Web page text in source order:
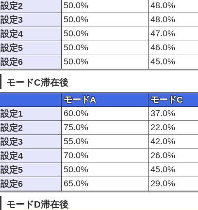
設定2
50.0% 48.0%
設定3
50.0% 48.0%
設定4
50.0% 47.0%
設定5
50.0% 46.0%
設定6
50.0% 45.0%
モードC滞在後
モードA モードC
設定1
60.0% 37.0%
設定2
75.0% 22.0%
設定3
55.0% 42.0%
設定4
70.0% 26.0%
設定5
50.0% 45.0%
設定6
65.0% 29.0%
モードD滞在後